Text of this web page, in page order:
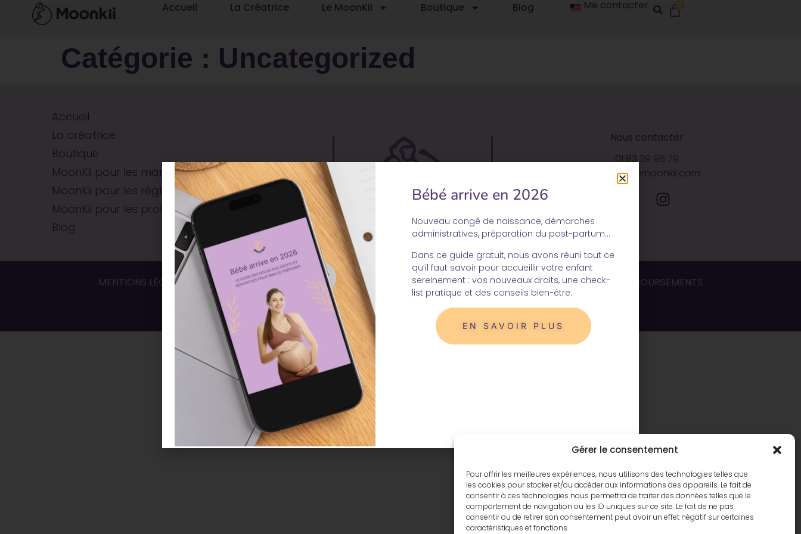
Gérer le consentement
Pour offrir les meilleures expériences, nous utilisons des technologies telles que
les cookies pour stocker et/ou accéder aux informations des appareils. Le fait de
consentir à ces technologies nous permettra de traiter des données telles que le
comportement de navigation ou les ID uniques sur ce site. Le fait de ne pas
consentir ou de retirer son consentement peut avoir un effet négatif sur certaines
caractéristiques et fonctions.
Accueil La Créatrice Le MoonKii Boutique Blog Me contacter 0
Catégorie : Uncategorized
Accueil
La créatrice
Boutique
MoonKii pour les mamans
MoonKii pour les règles douloureuses
MoonKii pour les problèmes digestifs
Blog
Nous contacter
01 83 39 96 79
contact@moonkii.com
MENTIONS LÉGALES Conditions générales de vente POLITIQUE DE CONFIDENTIALITÉ POLITIQUE DE REMBOURSEMENTS
© Tous droits réservés - Moonkii 2025
Bébé arrive en 2026
Nouveau congé de naissance, démarches
administratives, préparation du post-partum…
Dans ce guide gratuit, nous avons réuni tout ce
qu’il faut savoir pour accueillir votre enfant
sereinement : vos nouveaux droits, une check-
list pratique et des conseils bien-être.
EN SAVOIR PLUS